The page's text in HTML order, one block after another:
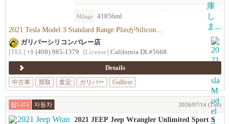
Milage 41856ml
2021 Tesla Model 3 Standard Range PlusがSilicon...
ガリバーシリコンバレー店
[TEL] +1 (408) 985-1379 [License] California DL#5668
Details
中古車
買取 査定 ガリバー Gulliver
팝니다 자동차 2026/07/14 (Tue)
2021 JEEP Jeep Wrangler Unlimited Sport S